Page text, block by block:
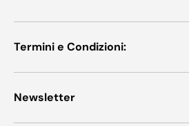
Termini e Condizioni:
Newsletter